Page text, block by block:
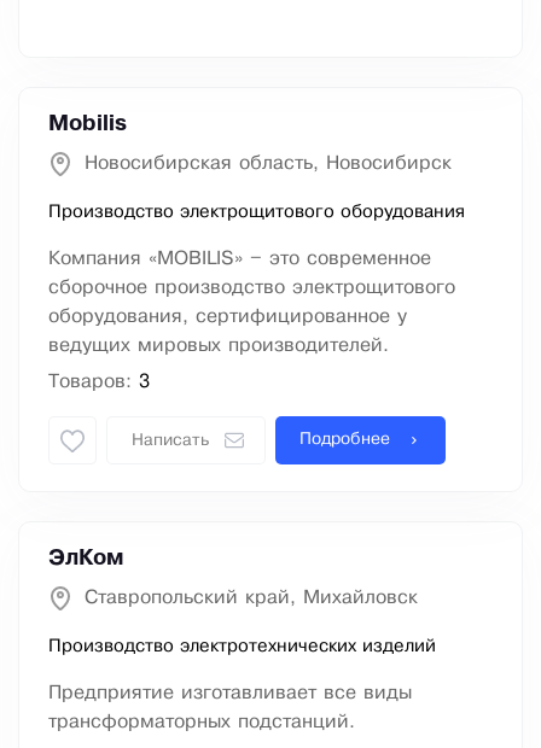
Mobilis
Новосибирская область, Новосибирск
Производство электрощитового оборудования
Компания «MOBILIS» – это современное
сборочное производство электрощитового
оборудования, сертифицированное у
ведущих мировых производителей.
Товаров: 3
Написать Подробнее
ЭлКом
Ставропольский край, Михайловск
Производство электротехнических изделий
Предприятие изготавливает все виды
трансформаторных подстанций.